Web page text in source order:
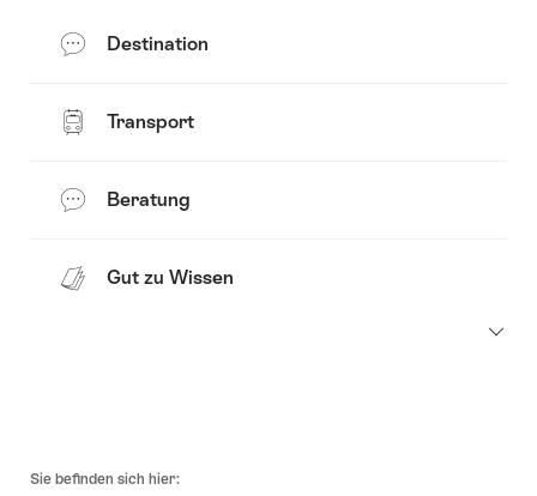
Destination
Transport
Beratung
Gut zu Wissen
Sie befinden sich hier: